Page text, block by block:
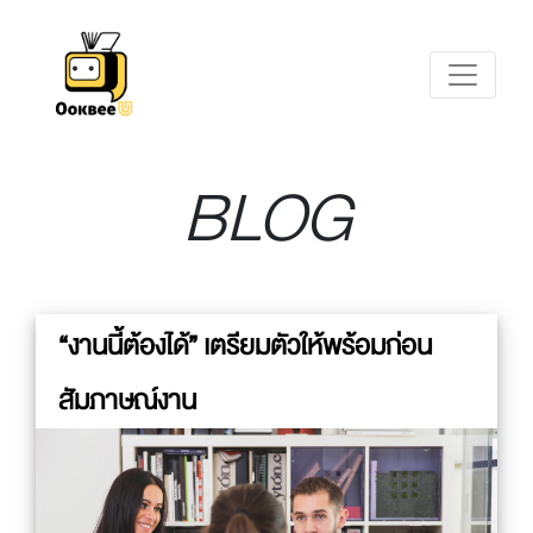
BLOG
“งานนี้ต้องได้” เตรียมตัวให้พร้อมก่อน
สัมภาษณ์งาน